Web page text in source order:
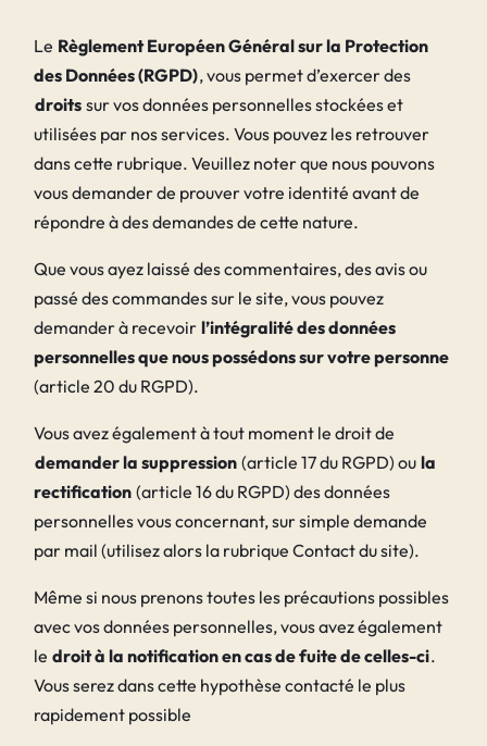
Le Règlement Européen Général sur la Protection
des Données (RGPD), vous permet d’exercer des
droits sur vos données personnelles stockées et
utilisées par nos services. Vous pouvez les retrouver
dans cette rubrique. Veuillez noter que nous pouvons
vous demander de prouver votre identité avant de
répondre à des demandes de cette nature.
Que vous ayez laissé des commentaires, des avis ou
passé des commandes sur le site, vous pouvez
demander à recevoir l’intégralité des données
personnelles que nous possédons sur votre personne
(article 20 du RGPD).
Vous avez également à tout moment le droit de
demander la suppression (article 17 du RGPD) ou la
rectification (article 16 du RGPD) des données
personnelles vous concernant, sur simple demande
par mail (utilisez alors la rubrique Contact du site).
Même si nous prenons toutes les précautions possibles
avec vos données personnelles, vous avez également
le droit à la notification en cas de fuite de celles-ci.
Vous serez dans cette hypothèse contacté le plus
rapidement possible